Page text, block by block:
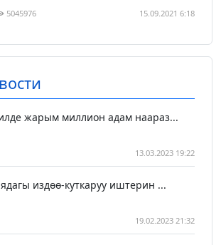
5045976 15.09.2021 6:18
жарым миллион адам наараз...
13.03.2023 19:22
издөө-куткаруу иштерин ...
19.02.2023 21:32